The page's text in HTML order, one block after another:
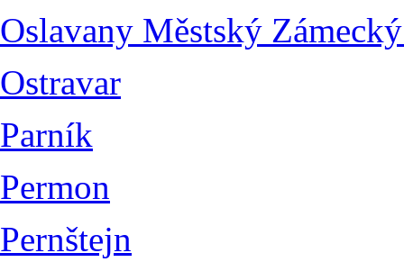
Oslavany Městský
Ostravar
Parník
Permon
Pernštejn